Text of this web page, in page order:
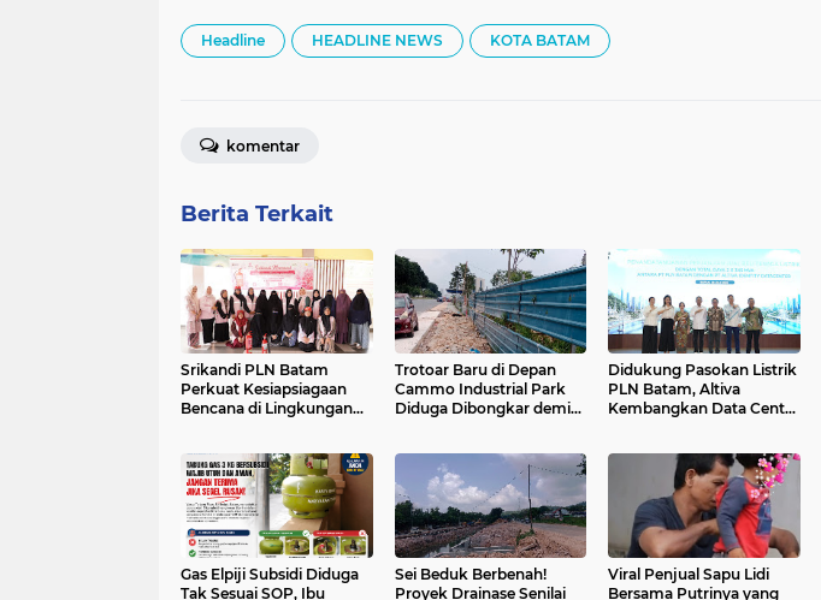
Headline HEADLINE NEWS KOTA BATAM
komentar
Berita Terkait
Srikandi PLN Batam
Perkuat Kesiapsiagaan
Bencana di Lingkungan
Trotoar Baru di Depan
Cammo Industrial Park
Diduga Dibongkar demi
Didukung Pasokan Listrik
PLN Batam, Altiva
Kembangkan Data Center
Gas Elpiji Subsidi Diduga
Tak Sesuai SOP, Ibu
Sei Beduk Berbenah!
Proyek Drainase Senilai
Viral Penjual Sapu Lidi
Bersama Putrinya yang